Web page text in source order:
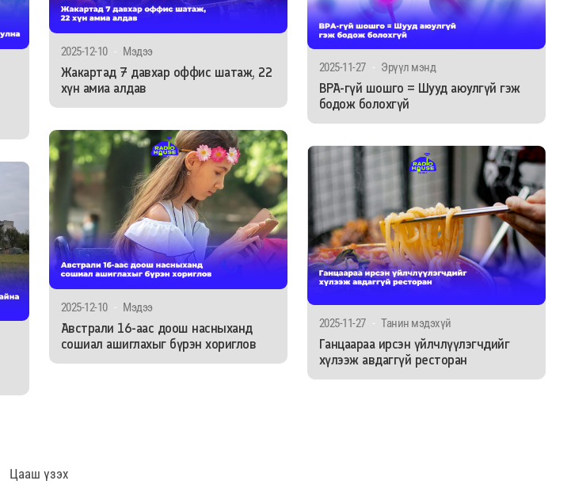
2025-12-10 - Мэдээ
Жакартад 7 давхар оффис шатаж, 22
хүн амиа алдав
2025-12-10 - Мэдээ
Австрали 16-аас доош насныханд
сошиал ашиглахыг бүрэн хориглов
2025-11-27 - Эрүүл мэнд
BPA-гүй шошго = Шууд аюулгүй гэж
бодож болохгүй
2025-11-27 - Танин мэдэхүй
Ганцаараа ирсэн үйлчлүүлэгчдийг
хүлээж авдаггүй ресторан
Цааш үзэх